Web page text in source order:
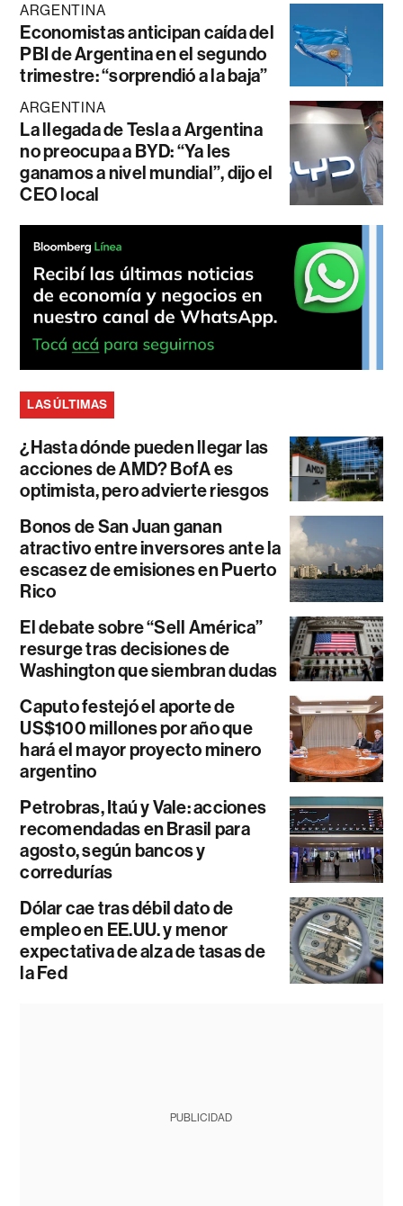
ARGENTINA
Economistas anticipan caída del
PBI de Argentina en el segundo
trimestre: “sorprendió a la baja”
ARGENTINA
La llegada de Tesla a Argentina
no preocupa a BYD: “Ya les
ganamos a nivel mundial”, dijo el
CEO local
LAS ÚLTIMAS
¿Hasta dónde pueden llegar las
acciones de AMD? BofA es
optimista, pero advierte riesgos
Bonos de San Juan ganan
atractivo entre inversores ante la
escasez de emisiones en Puerto
Rico
El debate sobre “Sell América”
resurge tras decisiones de
Washington que siembran dudas
Caputo festejó el aporte de
US$100 millones por año que
hará el mayor proyecto minero
argentino
Petrobras, Itaú y Vale: acciones
recomendadas en Brasil para
agosto, según bancos y
corredurías
Dólar cae tras débil dato de
empleo en EE.UU. y menor
expectativa de alza de tasas de
la Fed
PUBLICIDAD